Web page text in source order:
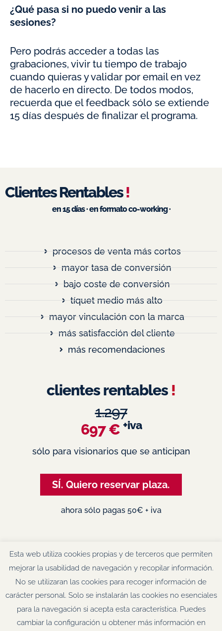
¿Qué pasa si no puedo venir a las
sesiones?
Pero podrás acceder a todas las
grabaciones, vivir tu tiempo de trabajo
cuando quieras y validar por email en vez
de hacerlo en directo. De todos modos,
recuerda que el feedback sólo se extiende
15 días después de finalizar el programa.
Clientes Rentables!
en 15 días · en formato co-working ·
procesos de venta más cortos
mayor tasa de conversión
bajo coste de conversión
tíquet medio más alto
mayor vinculación con la marca
más satisfacción del cliente
más recomendaciones
clientes rentables !
1.297
697 € +iva
sólo para visionarios que se anticipan
SÍ. Quiero reservar plaza.
ahora sólo pagas 50€ + iva
© Tu Mentora SL. Todos los derechos reservados.
Aviso Legal &
Política de Privacidad
Política de Cookies.
F
T
L
I
Esta web utiliza cookies propias y de terceros que permiten
mejorar la usabilidad de navegación y recopilar información.
No se utilizaran las cookies para recoger información de
carácter personal. Solo se instalarán las cookies no esenciales
para la navegación si acepta esta característica. Puedes
cambiar la configuración u obtener más información en